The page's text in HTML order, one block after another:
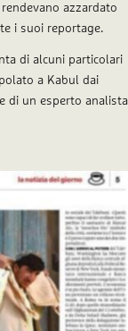
azzardato
i suoi reportage.
di alcuni particolari
a Kabul dai
di un esperto analista